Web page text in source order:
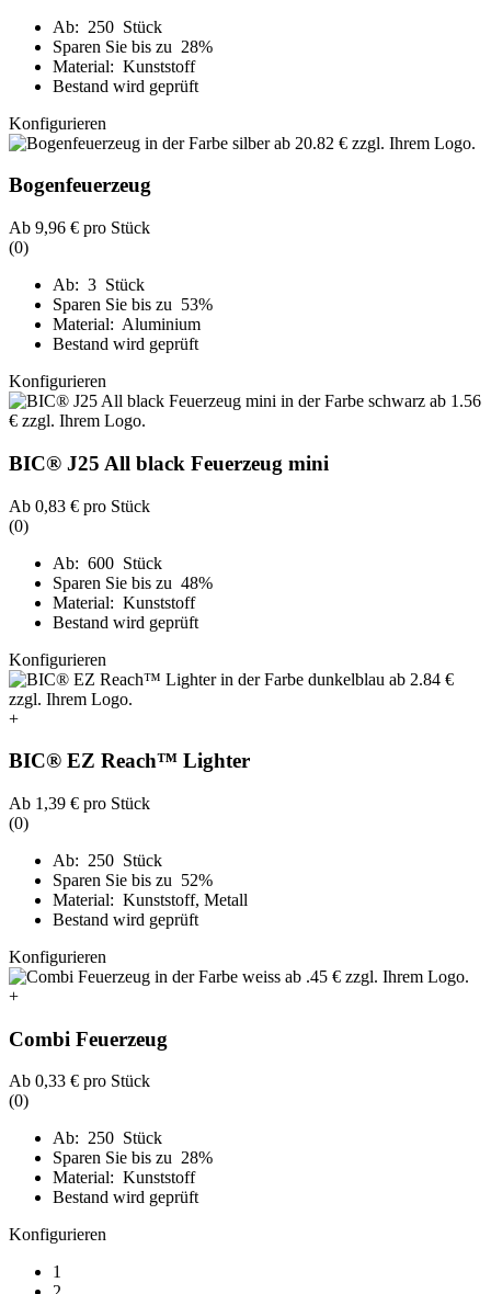
Ab: 250 Stück
Sparen Sie bis zu 28%
Material: Kunststoff
Bestand wird geprüft
Konfigurieren
Bogenfeuerzeug
Ab 9,96 € pro Stück
(0)
Ab: 3 Stück
Sparen Sie bis zu 53%
Material: Aluminium
Bestand wird geprüft
Konfigurieren
BIC® J25 All black Feuerzeug mini
Ab 0,83 € pro Stück
(0)
Ab: 600 Stück
Sparen Sie bis zu 48%
Material: Kunststoff
Bestand wird geprüft
Konfigurieren
+
BIC® EZ Reach™ Lighter
Ab 1,39 € pro Stück
(0)
Ab: 250 Stück
Sparen Sie bis zu 52%
Material: Kunststoff, Metall
Bestand wird geprüft
Konfigurieren
+
Combi Feuerzeug
Ab 0,33 € pro Stück
(0)
Ab: 250 Stück
Sparen Sie bis zu 28%
Material: Kunststoff
Bestand wird geprüft
Konfigurieren
1